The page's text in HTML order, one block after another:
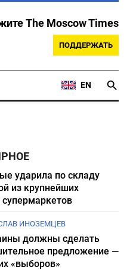
The Moscow Times
ПОДДЕРЖАТЬ
EN
ударила по складу
из крупнейших
супермаркетов
ИНОЗЕМЦЕВ
должны сделать
предложение —
«выборов»